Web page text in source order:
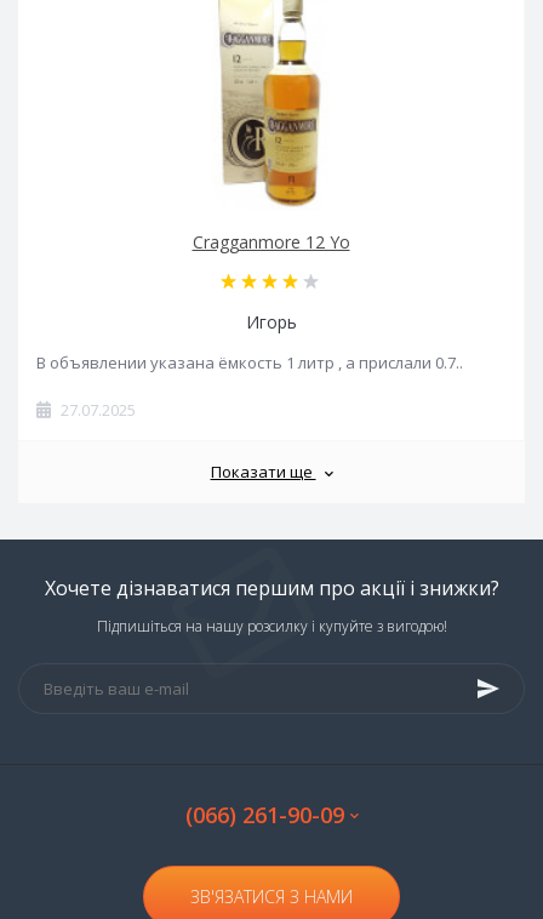
Cragganmore 12 Yo
Игорь
В объявлении указана ёмкость 1 литр , а прислали 0.7..
27.07.2025
Показати ще
Хочете дізнаватися першим про акції і знижки?
Підпишіться на нашу розсилку і купуйте з вигодою!
(066) 261-90-09
ЗВ'ЯЗАТИСЯ З НАМИ